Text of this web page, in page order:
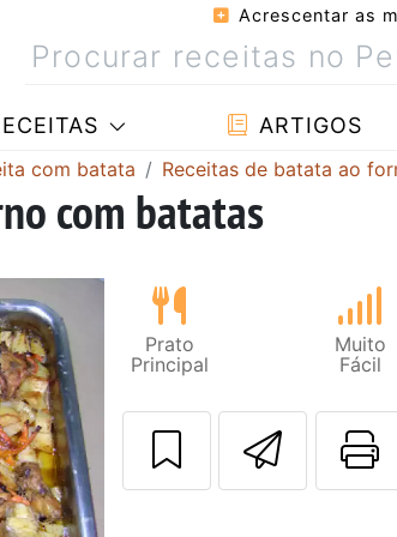
Acrescentar as
ARTIGOS
com batata Receitas de batata ao
com batatas
Prato
Principal
Muito
Fácil